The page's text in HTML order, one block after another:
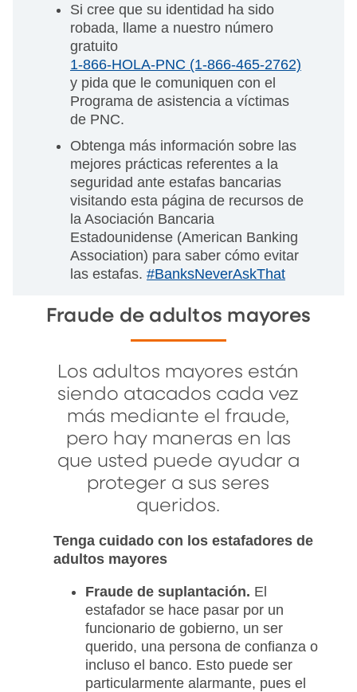
Si cree que su identidad ha sido
robada, llame a nuestro número
gratuito
1-866-HOLA-PNC (1-866-465-2762)
y pida que le comuniquen con el
Programa de asistencia a víctimas
de PNC.
Obtenga más información sobre las
mejores prácticas referentes a la
seguridad ante estafas bancarias
visitando esta página de recursos de
la Asociación Bancaria
Estadounidense (American Banking
Association) para saber cómo evitar
las estafas. #BanksNeverAskThat
Fraude de adultos mayores
Los adultos mayores están
siendo atacados cada vez
más mediante el fraude,
pero hay maneras en las
que usted puede ayudar a
proteger a sus seres
queridos.
Tenga cuidado con los estafadores de
adultos mayores
Fraude de suplantación. El
estafador se hace pasar por un
funcionario de gobierno, un ser
querido, una persona de confianza o
incluso el banco. Esto puede ser
particularmente alarmante, pues el